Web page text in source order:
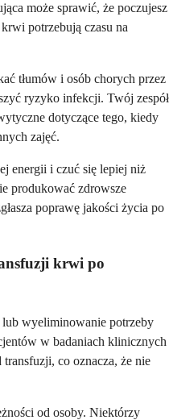
może sprawić, że poczujesz
potrzebują czasu na
tłumów i osób chorych przez
ryzyko infekcji. Twój zespół
dotyczące tego, kiedy
zajęć.
energii i czuć się lepiej niż
produkować zdrowsze
poprawę jakości życia po
krwi po
lub wyeliminowanie potrzeby
w badaniach klinicznych
transfuzji, co oznacza, że nie
od osoby. Niektórzy